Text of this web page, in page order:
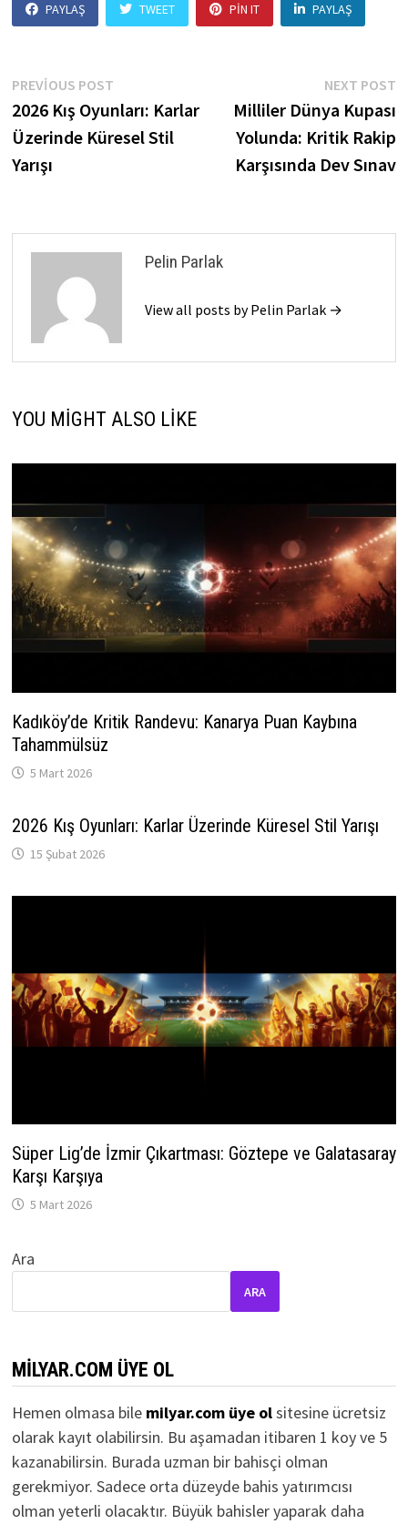
PAYLAŞ TWEET PIN IT PAYLAŞ
Yazı
gezinmesi
PREVIOUS POSTPrevious
post:
2026 Kış Oyunları: Karlar
Üzerinde Küresel Stil
Yarışı
NEXT POST
Milliler Dünya Kupası
Yolunda: Kritik Rakip
Karşısında Dev Sınav
Pelin Parlak
View all posts by Pelin Parlak →
YOU MIGHT ALSO LIKE
Kadıköy’de Kritik Randevu: Kanarya Puan Kaybına
Tahammülsüz
5 Mart 2026
2026 Kış Oyunları: Karlar Üzerinde Küresel Stil Yarışı
15 Şubat 2026
Süper Lig’de İzmir Çıkartması: Göztepe ve Galatasaray
Karşı Karşıya
5 Mart 2026
Ara
ARA
MILYAR.COM ÜYE OL
Hemen olmasa bile milyar.com üye olsitesine ücretsiz
olarak kayıt olabilirsin. Bu aşamadan itibaren 1 koy ve 5
kazanabilirsin. Burada uzman bir bahisçi olman
gerekmiyor. Sadece orta düzeyde bahis yatırımcısı
olman yeterli olacaktır. Büyük bahisler yaparak daha